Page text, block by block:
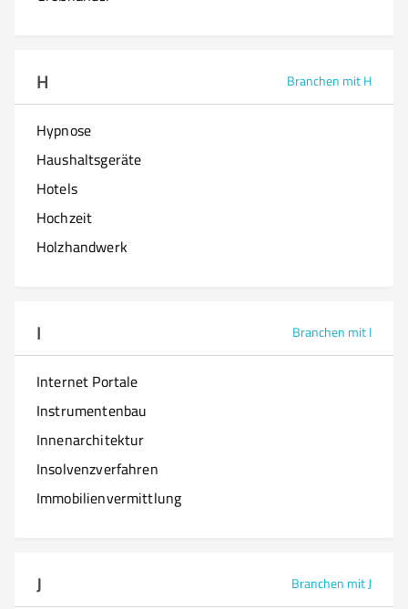
H Branchen mit H
Hypnose
Haushaltsgeräte
Hotels
Hochzeit
Holzhandwerk
I Branchen mit I
Internet Portale
Instrumentenbau
Innenarchitektur
Insolvenzverfahren
Immobilienvermittlung
J Branchen mit J